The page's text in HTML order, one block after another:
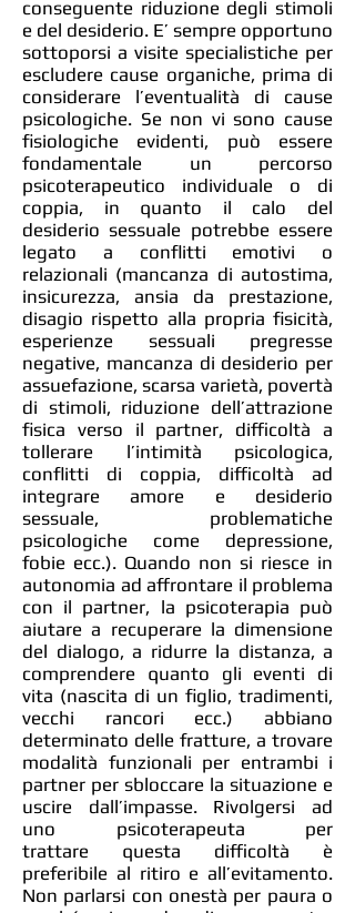
conseguente riduzione degli stimoli
e del desiderio. E’ sempre opportuno
sottoporsi a visite specialistiche per
escludere cause organiche, prima di
considerare l’eventualità di cause
psicologiche. Se non vi sono cause
fisiologiche evidenti, può essere
fondamentale un percorso
psicoterapeutico individuale o di
coppia, in quanto il calo del
desiderio sessuale potrebbe essere
legato a conflitti emotivi o
relazionali (mancanza di autostima,
insicurezza, ansia da prestazione,
disagio rispetto alla propria fisicità,
esperienze sessuali pregresse
negative, mancanza di desiderio per
assuefazione, scarsa varietà, povertà
di stimoli, riduzione dell’attrazione
fisica verso il partner, difficoltà a
tollerare l’intimità psicologica,
conflitti di coppia, difficoltà ad
integrare amore e desiderio
sessuale, problematiche
psicologiche come depressione,
fobie ecc.). Quando non si riesce in
autonomia ad affrontare il problema
con il partner, la psicoterapia può
aiutare a recuperare la dimensione
del dialogo, a ridurre la distanza, a
comprendere quanto gli eventi di
vita (nascita di un figlio, tradimenti,
vecchi rancori ecc.) abbiano
determinato delle fratture, a trovare
modalità funzionali per entrambi i
partner per sbloccare la situazione e
uscire dall’impasse. Rivolgersi ad
uno psicoterapeuta per
trattare questa difficoltà è
preferibile al ritiro e all’evitamento.
Non parlarsi con onestà per paura o